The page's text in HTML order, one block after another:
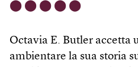
⬤ ⬤ ⬤ ⬤ ⬤
Octavia E. Butler accetta
ambientare la sua storia